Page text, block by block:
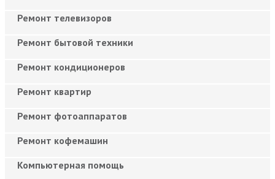
Ремонт телевизоров
Ремонт бытовой техники
Ремонт кондиционеров
Ремонт квартир
Ремонт фотоаппаратов
Ремонт кофемашин
Компьютерная помощь